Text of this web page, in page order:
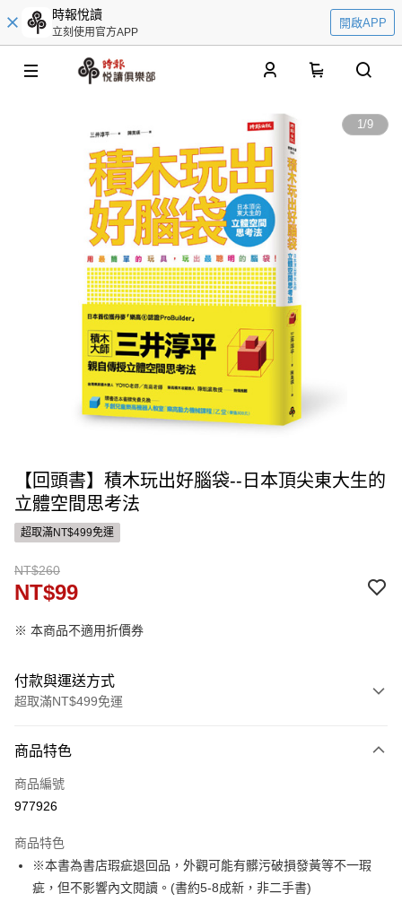
時報悅讀
立刻使用官方APP
開啟APP
1/9
【回頭書】積木玩出好腦袋--日本頂尖東大生的
立體空間思考法
超取滿NT$499免運
NT$260
NT$99
※ 本商品不適用折價券
付款與運送方式
超取滿NT$499免運
信用卡一次付款
ATM付款
運送方式
付款後全家取貨
每筆NT$60，滿NT$499(含以上)免運費
商品特色
商品編號
977926
商品特色
※本書為書店瑕疵退回品，外觀可能有髒污破損發黃等不一瑕
疵，但不影響內文閱讀。(書約5-8成新，非二手書)